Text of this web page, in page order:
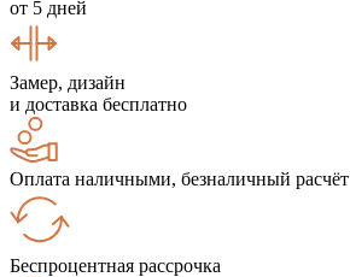
от 5 дней
Замер, дизайн
и доставка бесплатно
Оплата наличными, безналичный расчёт
Беспроцентная рассрочка